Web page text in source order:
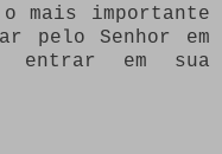
mais importante
pelo Senhor em
entrar em sua